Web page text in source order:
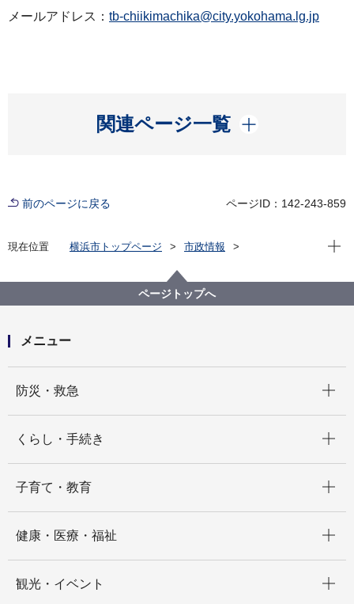
メールアドレス： tb-chiikimachika@city.yokohama.lg.jp
関連ページ一覧
開く
前のページに戻る ページID：142-243-859
現在位置 横浜市トップページ
市政情報
国土交通省「令和７年度まちづくりアワード＜功労部
門＞」全国14団体のうち横浜市から２団体が受賞！
現在
ページトップへ
メニュー
防災・救急
くらし・手続き
子育て・教育
健康・医療・福祉
観光・イベント